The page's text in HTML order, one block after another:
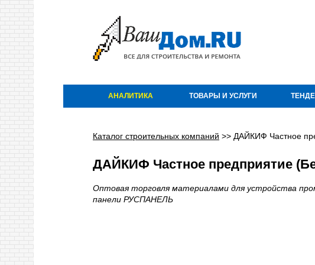
АНАЛИТИКА ТОВАРЫ И УСЛУГИ
Каталог строительных компаний >> ДАЙКИФ Частное
ДАЙКИФ Частное предприятие
Оптовая торговля материалами для устройства
панели РУСПАНЕЛЬ